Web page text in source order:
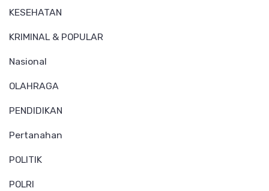
KESEHATAN
KRIMINAL & POPULAR
Nasional
OLAHRAGA
PENDIDIKAN
Pertanahan
POLITIK
POLRI